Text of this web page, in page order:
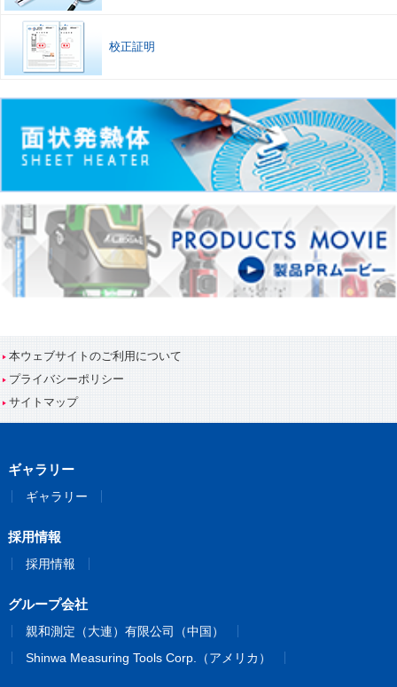
校正証明
本ウェブサイトのご利用について
プライバシーポリシー
サイトマップ
ギャラリー
ギャラリー
採用情報
採用情報
グループ会社
親和測定（大連）有限公司（中国）
Shinwa Measuring Tools Corp.（アメリカ）